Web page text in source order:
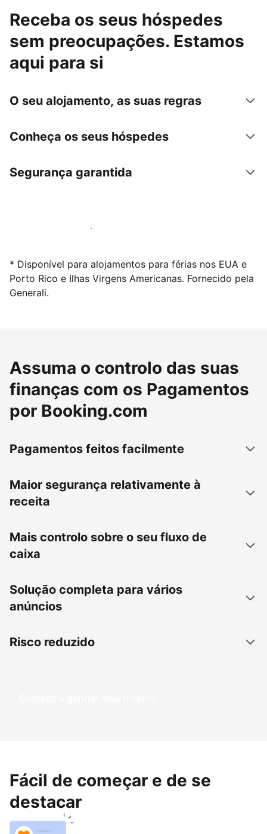
Receba os seus hóspedes
sem preocupações. Estamos
aqui para si
O seu alojamento, as suas regras
Conheça os seus hóspedes
Segurança garantida
Anuncie connosco hoje mesmo
* Disponível para alojamentos para férias nos EUA e
Porto Rico e Ilhas Virgens Americanas. Fornecido pela
Generali.
Assuma o controlo das suas
finanças com os Pagamentos
por Booking.com
Pagamentos feitos facilmente
Maior segurança relativamente à
receita
Mais controlo sobre o seu fluxo de
caixa
Solução completa para vários
anúncios
Risco reduzido
Comece a ganhar hoje mesmo
Fácil de começar e de se
destacar